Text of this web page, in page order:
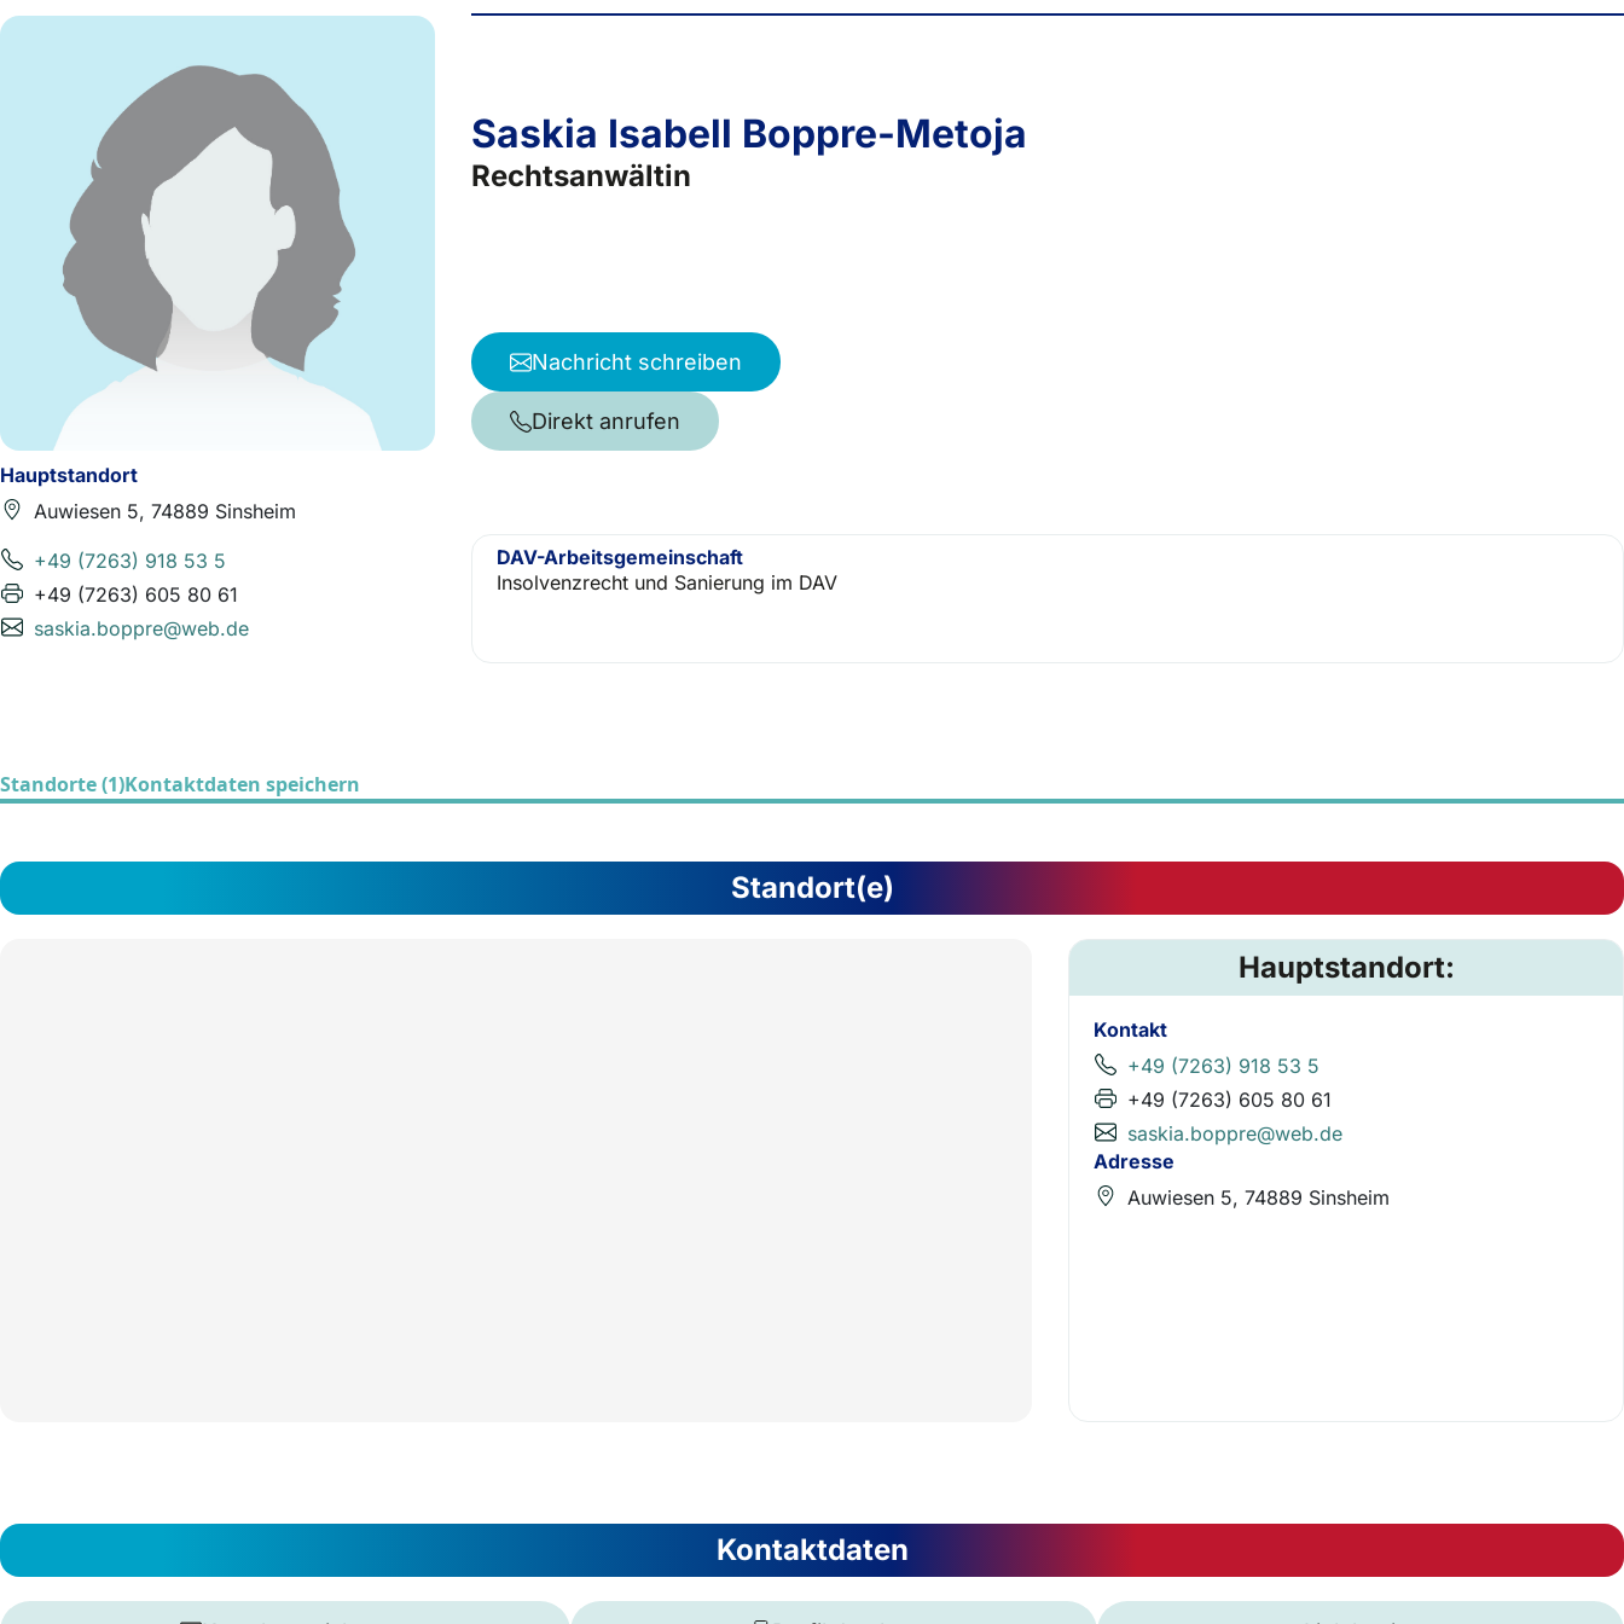
Hauptstandort
Auwiesen 5, 74889 Sinsheim
+49 (7263) 918 53 5
+49 (7263) 605 80 61
saskia.boppre@web.de
Saskia Isabell Boppre-Metoja
Rechtsanwältin
Nachricht schreiben
Direkt anrufen
DAV-Arbeitsgemeinschaft
Insolvenzrecht und Sanierung im DAV
Standorte (1)Kontaktdaten speichern
Standort(e)
Hauptstandort:
Kontakt
+49 (7263) 918 53 5
+49 (7263) 605 80 61
saskia.boppre@web.de
Adresse
Auwiesen 5, 74889 Sinsheim
Kontaktdaten